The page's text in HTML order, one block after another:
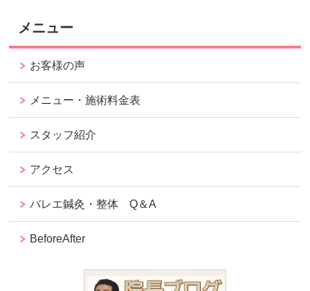
メニュー
お客様の声
メニュー・施術料金表
スタッフ紹介
アクセス
バレエ鍼灸・整体 Q＆A
BeforeAfter